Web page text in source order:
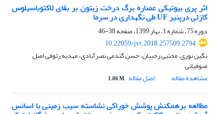
اثر پری بیوتیکی عصاره برگ درخت زیتون بر بقای لاکتوباسیلوس
کازئی درپنیر UF طی نگهداری در سرما
دوره 75، شماره 1، بهار 1399، صفحه
38-46
10.22059/jvr.2018.257509.2794
نگین نوری، مجتبی رجبیان، حسن گندمی نصرآبادی، مهدیه رئوفی اصل
صوفیانی
مشاهده مقاله
اصل مقاله 1.06 M
مطالعه برهمکنش پوشش خوراکی نشاسته سیب زمینی با اسانس